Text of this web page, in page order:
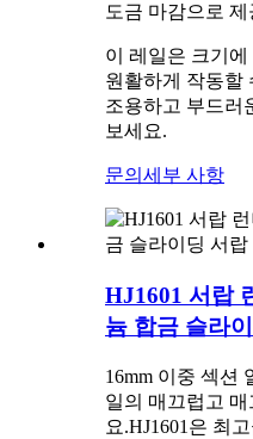
도금 마감으로
이 레일은 크기
원활하게 작동할
조용하고 부드러
보세요.
문의 세부 사항
HJ1601 서랍
늄 합금 슬라
16mm 이중 섹션
일의 매끄럽고
요.HJ1601은 최